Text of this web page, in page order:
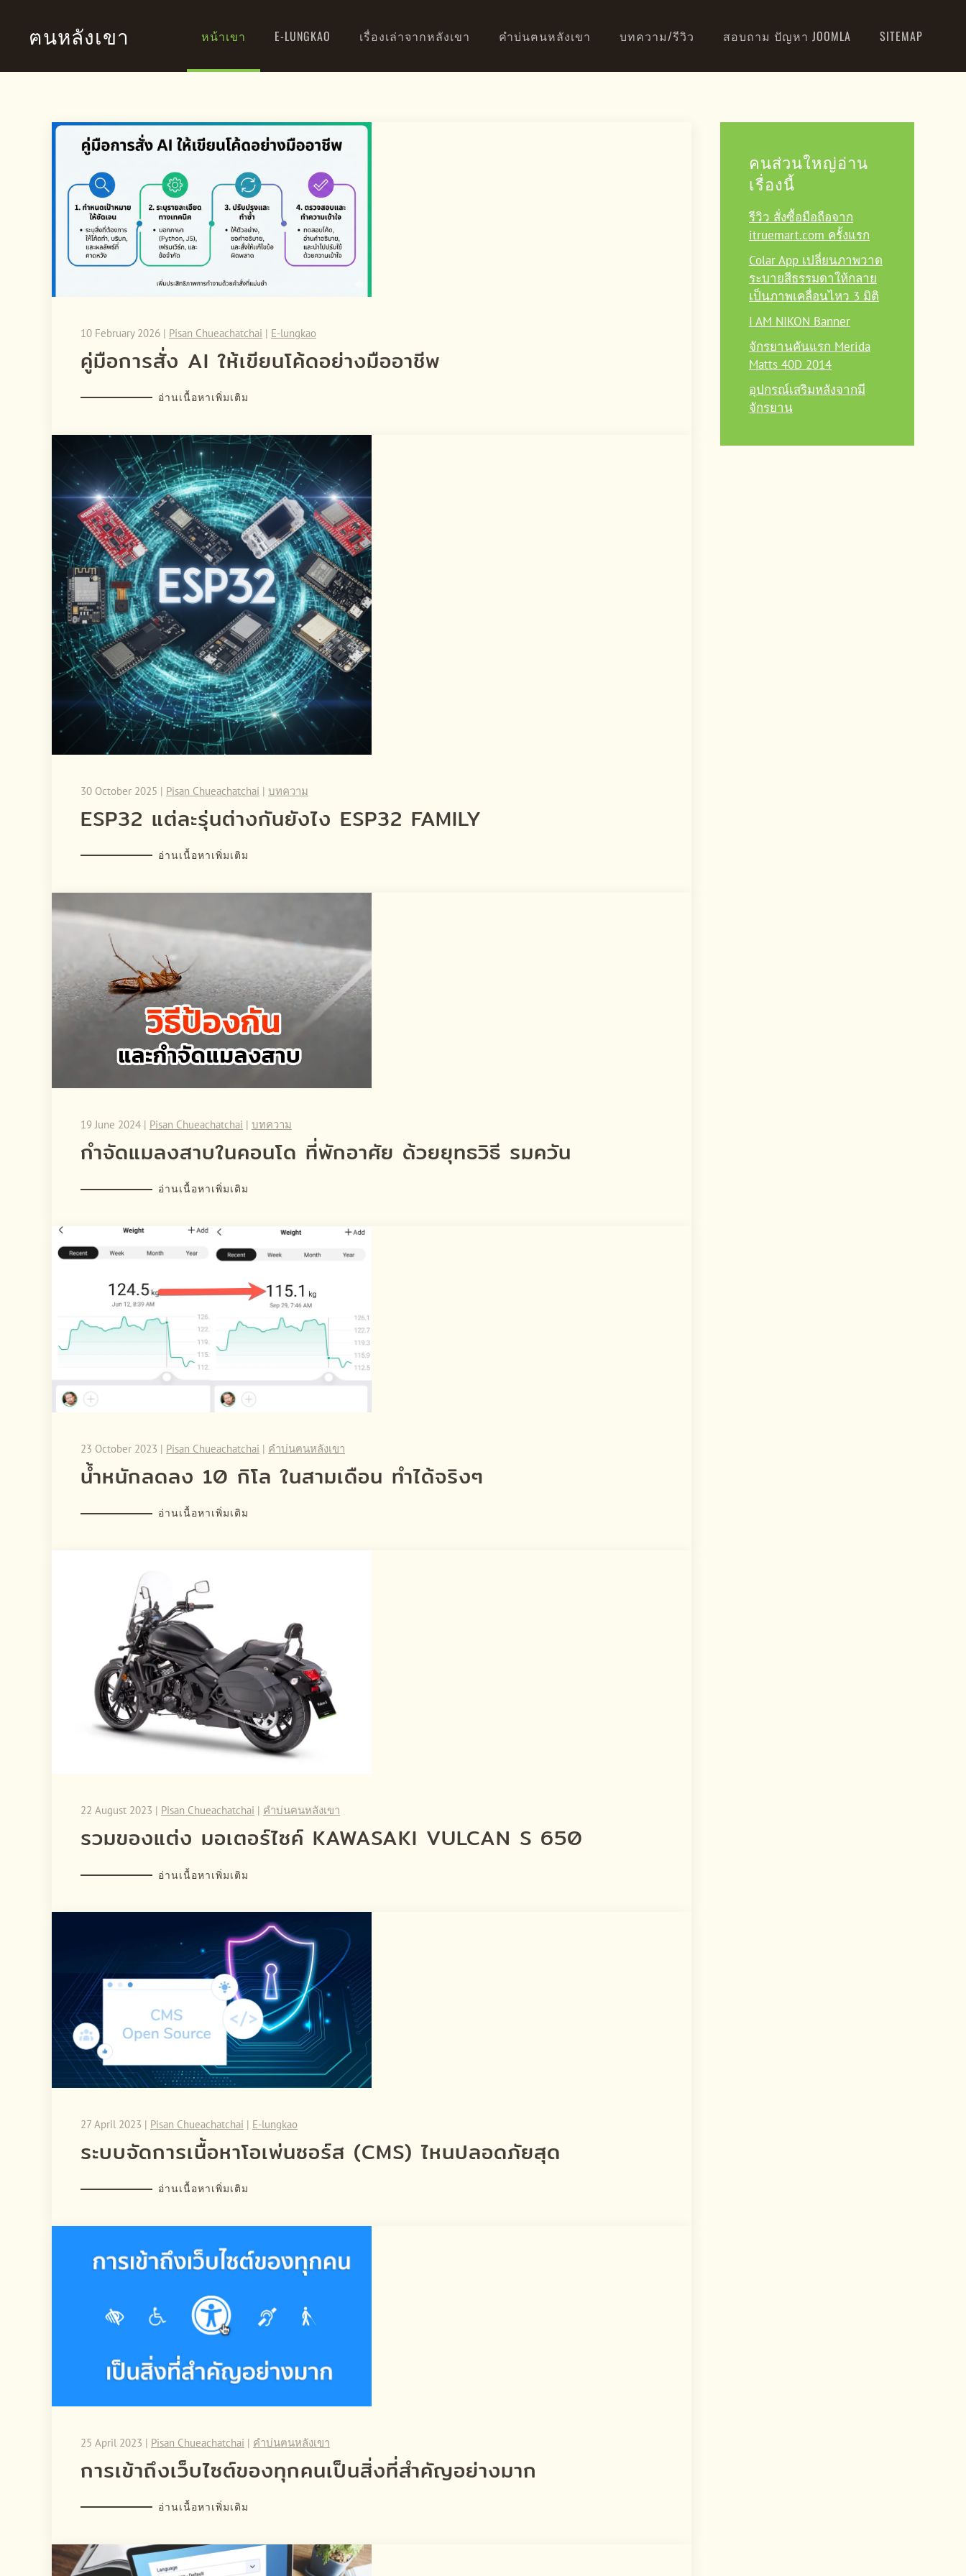
Skip to main content
ฅนหลังเขา หน้าเขา E-LUNGKAO เรื่องเล่าจากหลังเขา คำบ่นฅนหลังเขา บทความ/รีวิว สอบถาม ปัญหา JOOMLA SITEMAP
10 February 2026 | Pisan Chueachatchai | E-lungkao
คู่มือการสั่ง AI ให้เขียนโค้ดอย่างมืออาชีพ
อ่านเนื้อหาเพิ่มเติม
30 October 2025 | Pisan Chueachatchai | บทความ
ESP32 แต่ละรุ่นต่างกันยังไง ESP32 FAMILY
อ่านเนื้อหาเพิ่มเติม
19 June 2024 | Pisan Chueachatchai | บทความ
กำจัดแมลงสาบในคอนโด ที่พักอาศัย ด้วยยุทธวิธี รมควัน
อ่านเนื้อหาเพิ่มเติม
23 October 2023 | Pisan Chueachatchai | คำบ่นฅนหลังเขา
น้ำหนักลดลง 10 กิโล ในสามเดือน ทำได้จริงๆ
อ่านเนื้อหาเพิ่มเติม
22 August 2023 | Pisan Chueachatchai | คำบ่นฅนหลังเขา
รวมของแต่ง มอเตอร์ไซค์ KAWASAKI VULCAN S 650
อ่านเนื้อหาเพิ่มเติม
27 April 2023 | Pisan Chueachatchai | E-lungkao
ระบบจัดการเนื้อหาโอเพ่นซอร์ส (CMS) ไหนปลอดภัยสุด
อ่านเนื้อหาเพิ่มเติม
25 April 2023 | Pisan Chueachatchai | คำบ่นฅนหลังเขา
การเข้าถึงเว็บไซต์ของทุกคนเป็นสิ่งที่สำคัญอย่างมาก
อ่านเนื้อหาเพิ่มเติม
คนส่วนใหญ่อ่าน
เรื่องนี้
รีวิว สั่งซื้อมือถือจาก
itruemart.com ครั้งแรก
Colar App เปลี่ยนภาพวาด
ระบายสีธรรมดาให้กลาย
เป็นภาพเคลื่อนไหว 3 มิติ
I AM NIKON Banner
จักรยานคันแรก Merida
Matts 40D 2014
อุปกรณ์เสริมหลังจากมี
จักรยาน